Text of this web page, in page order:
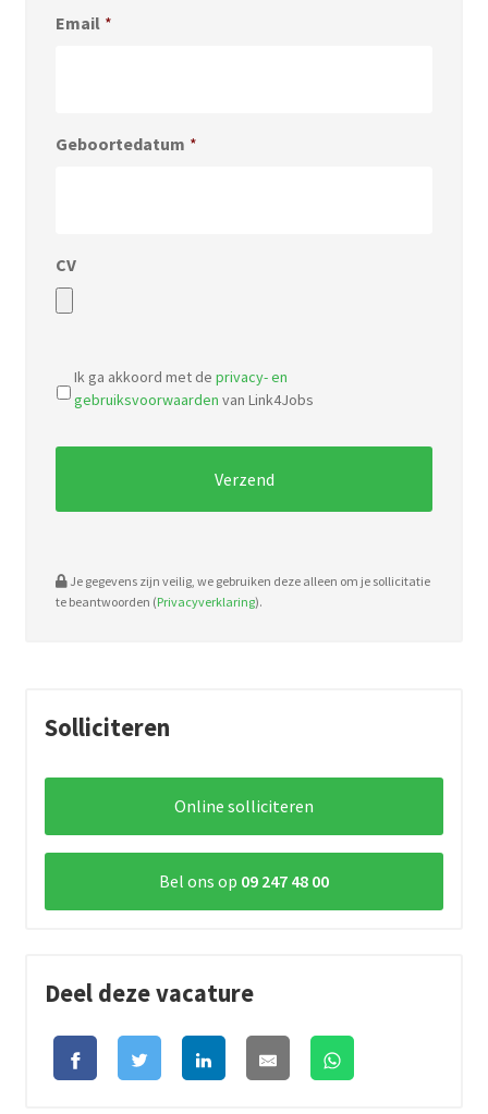
Email *
Geboortedatum *
CV
types:
pdf,
doc.
Ik ga akkoord met de privacy- en
gebruiksvoorwaarden van Link4Jobs
Je gegevens zijn veilig, we gebruiken deze alleen om je sollicitatie
te beantwoorden (Privacyverklaring).
Solliciteren
Online solliciteren
Bel ons op 09 247 48 00
Deel deze vacature